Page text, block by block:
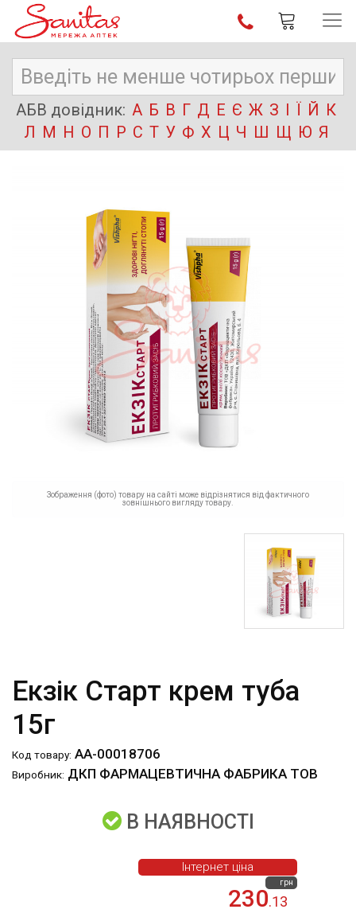
АБВ довідник: А Б В Г Д Е Є Ж З І Ї Й К
Л М Н О П Р С Т У Ф Х Ц Ч Ш Щ Ю Я
Зображення (фото) товару на сайті може відрізнятися від фактичного
зовнішнього вигляду товару.
Екзік Старт крем туба
15г
Код товару: АА-00018706
Виробник: ДКП ФАРМАЦЕВТИЧНА ФАБРИКА ТОВ
В НАЯВНОСТІ
230.13
грн
Інтернет ціна